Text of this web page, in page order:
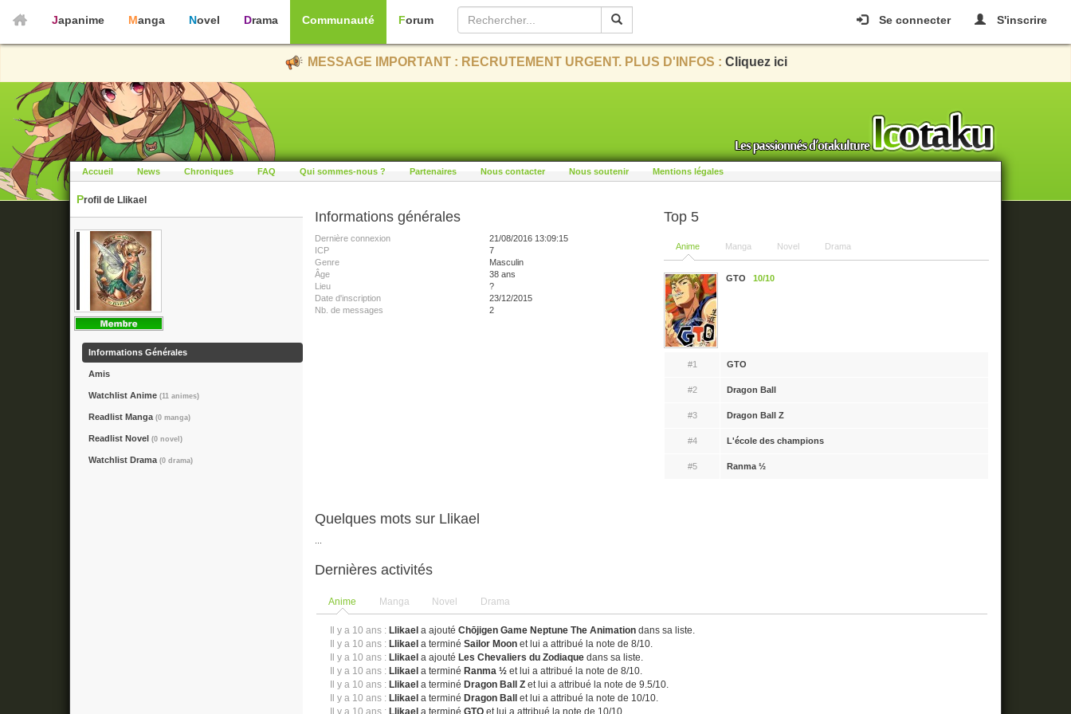
Se connecter S'inscrire
Japanime Manga Novel Drama Communauté Forum
MESSAGE IMPORTANT : RECRUTEMENT URGENT. PLUS D'INFOS : Cliquez ici
Accueil News Chroniques FAQ Qui sommes-nous ? Partenaires Nous contacter Nous soutenir Mentions légales
Profil de Llikael
Informations Générales
Amis
Watchlist Anime (11 animes)
Readlist Manga (0 manga)
Readlist Novel (0 novel)
Watchlist Drama (0 drama)
Informations générales
Dernière connexion
21/08/2016 13:09:15
ICP
7
Genre
Masculin
Âge
38 ans
Lieu
?
Date d'inscription
23/12/2015
Nb. de messages
2
Top 5
Anime Manga Novel Drama
GTO 10/10
#1 GTO
#2 Dragon Ball
#3 Dragon Ball Z
#4 L'école des champions
#5 Ranma ½
Quelques mots sur Llikael
Dernières activités
Anime Manga Novel Drama
Il y a 10 ans : Llikael a ajoutéChōjigen Game Neptune The Animation dans sa liste.
Il y a 10 ans : Llikael a terminéSailor Moon et lui a attribué la note de 8/10.
Il y a 10 ans : Llikael a ajouté Les Chevaliers du Zodiaque dans sa liste.
Il y a 10 ans : Llikael a terminé Ranma ½ et lui a attribué la note de 8/10.
Il y a 10 ans : Llikael a terminé Dragon Ball Z et lui a attribué la note de 9.5/10.
Il y a 10 ans : Llikael a terminé Dragon Ball
et lui a attribué la note de 10/10.
Il y a 10 ans : Llikael a terminéGTO et lui a attribué la note de 10/10.